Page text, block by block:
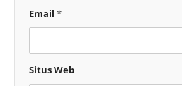
Email *
Situs Web